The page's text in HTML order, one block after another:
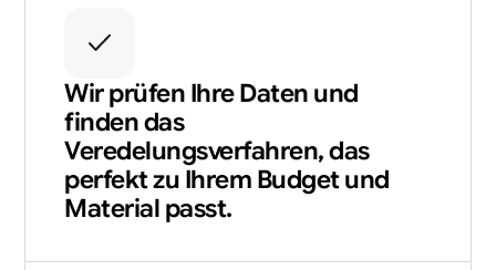
Wir prüfen Ihre Daten und
finden das
Veredelungsverfahren, das
perfekt zu Ihrem Budget und
Material passt.